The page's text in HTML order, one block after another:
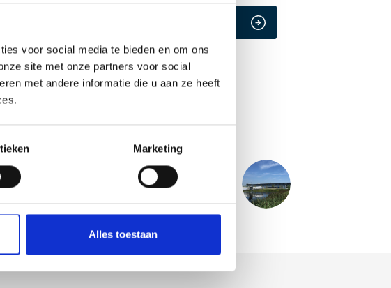
voor social media te bieden en om ons
site met onze partners voor social
met andere informatie die u aan ze heeft
Marketing
Alles toestaan
VOLGENDE